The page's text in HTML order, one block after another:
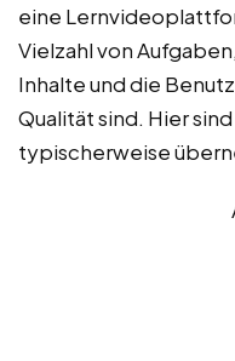
eine
Vielzahl von
Inhalte und die
Qualität sind. Hier
typischerweise